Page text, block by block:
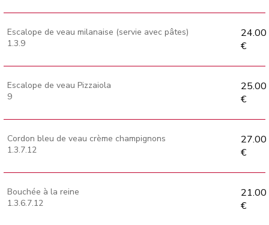
Escalope de veau milanaise (servie avec pâtes)
1.3.9
24.00
€
Escalope de veau Pizzaiola
9
25.00
€
Cordon bleu de veau crème champignons
1.3.7.12
27.00
€
Bouchée à la reine
1.3.6.7.12
21.00
€